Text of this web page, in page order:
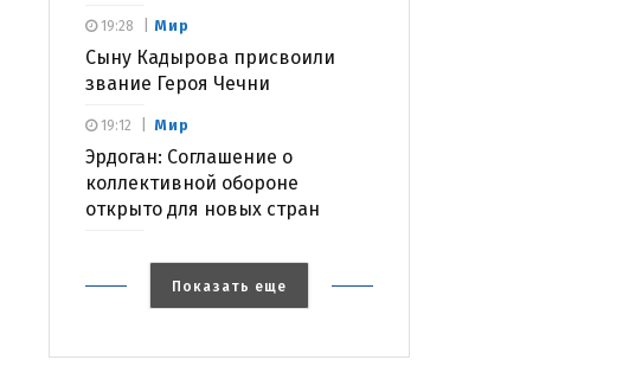
Мир
Сыну Кадырова присвоили
звание Героя Чечни
19:28
Мир
Эрдоган: Соглашение о
коллективной обороне
открыто для новых стран
19:12
Показать еще